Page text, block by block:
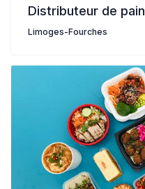
Distributeur de pain
Limoges-Fourches